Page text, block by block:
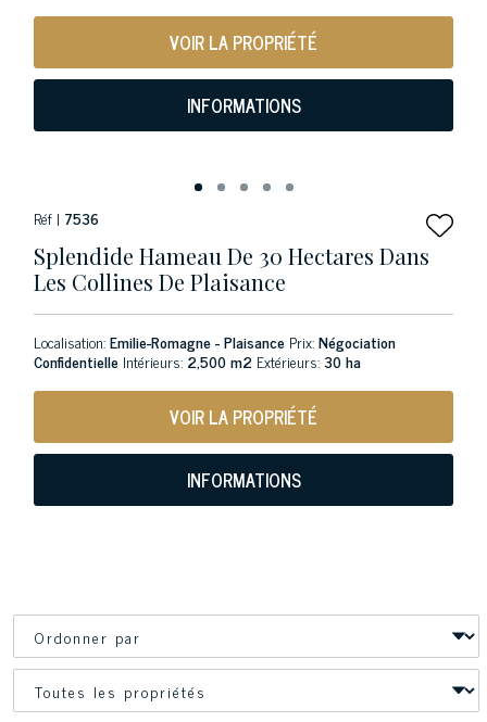
VOIR LA PROPRIÉTÉ
INFORMATIONS
Réf | 7536
Splendide Hameau De 30 Hectares Dans
Les Collines De Plaisance
Localisation:Emilie-Romagne - Plaisance Prix:Négociation
Confidentielle Intérieurs: 2,500 m2 Extérieurs:30 ha
VOIR LA PROPRIÉTÉ
INFORMATIONS